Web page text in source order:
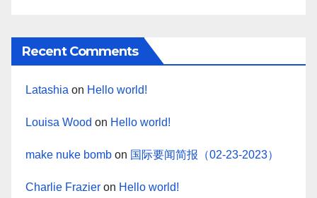
Recent Comments
Latashia on Hello world!
Louisa Wood on Hello world!
make nuke bomb on 国际要闻简报（02-23-2023）
Charlie Frazier on Hello world!